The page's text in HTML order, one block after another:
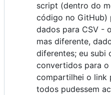
script (dentro do
código no GitHub)
dados para CSV -
mas diferente,
diferentes; eu subi
convertidos para
compartilhei o link
todos pudessem